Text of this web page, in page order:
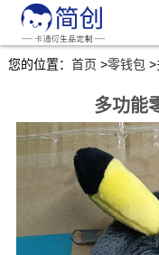
您的位置： 首页 >零钱包 >
多功能